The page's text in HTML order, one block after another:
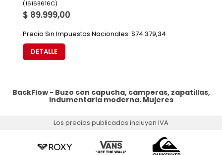
(16168616C)
$ 89.999,00
Precio Sin Impuestos Nacionales: $74.379,34
DETALLE
BackFlow - Buzo con capucha, camperas, zapatillas,
indumentaria moderna. Mujeres
Los precios publicados incluyen IVA